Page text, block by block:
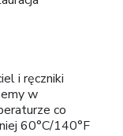
i ręczniki
w
co
60°C/140°F